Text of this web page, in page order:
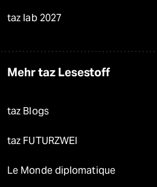
taz lab 2027
Mehr taz Lesestoff
taz Blogs
taz FUTURZWEI
Le Monde diplomatique